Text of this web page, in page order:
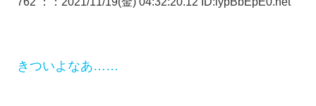
きついよなあ……